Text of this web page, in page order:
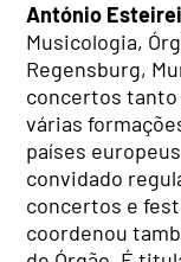
António
Musicologia,
Regensburg,
concertos
várias
países
convidado
concertos e
coordenou